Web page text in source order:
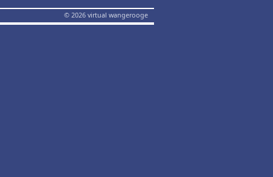
© 2026 virtual wangerooge